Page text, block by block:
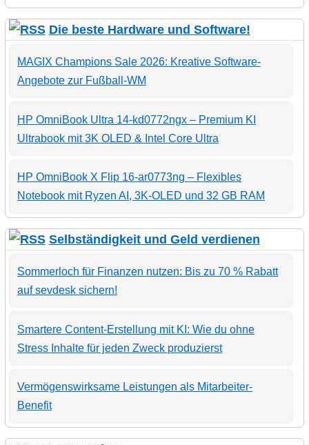
Die beste Hardware und Software!
MAGIX Champions Sale 2026: Kreative Software-
Angebote zur Fußball-WM
HP OmniBook Ultra 14-kd0772ngx – Premium KI
Ultrabook mit 3K OLED & Intel Core Ultra
HP OmniBook X Flip 16-ar0773ng – Flexibles
Notebook mit Ryzen AI, 3K-OLED und 32 GB RAM
Selbständigkeit und Geld verdienen
Sommerloch für Finanzen nutzen: Bis zu 70 % Rabatt
auf sevdesk sichern!
Smartere Content-Erstellung mit KI: Wie du ohne
Stress Inhalte für jeden Zweck produzierst
Vermögenswirksame Leistungen als Mitarbeiter-
Benefit